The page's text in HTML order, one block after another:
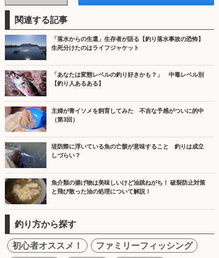
関連する記事
「落水からの生還」生存者が語る【釣り落水事故の恐怖】
生死分けたのはライフジャケット
「あなたは変態レベルの釣り好きかも？」 中毒レベル別
【釣り人あるある】
主婦が青イソメを飼育してみた 不吉な予感がついに的中
（第3回）
堤防際に浮いている魚の亡骸が意味すること 釣りは成立
しづらい？
魚介類の揚げ物は美味しいけど油跳ねがち！ 破裂防止対策
と飛び散った油の処理について解説！
釣り方から探す
初心者オススメ！
ファミリーフィッシング